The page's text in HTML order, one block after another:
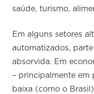
saúde, turismo,
Em alguns setores
automatizados,
absorvida. Em
– principalmente em
baixa (como o